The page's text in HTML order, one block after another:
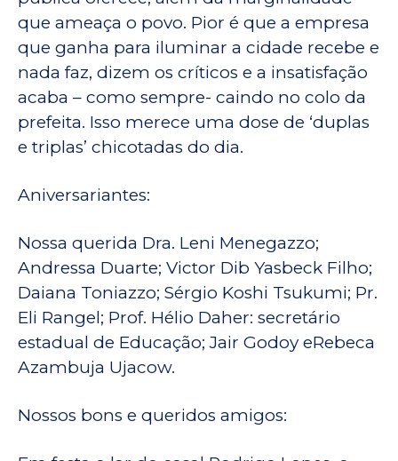
que ameaça o povo. Pior é que a empresa
que ganha para iluminar a cidade recebe e
nada faz, dizem os críticos e a insatisfação
acaba – como sempre- caindo no colo da
prefeita. Isso merece uma dose de ‘duplas
e triplas’ chicotadas do dia.
Aniversariantes:
Nossa querida Dra. Leni Menegazzo;
Andressa Duarte; Victor Dib Yasbeck Filho;
Daiana Toniazzo; Sérgio Koshi Tsukumi; Pr.
Eli Rangel; Prof. Hélio Daher: secretário
estadual de Educação; Jair Godoy eRebeca
Azambuja Ujacow.
Nossos bons e queridos amigos: